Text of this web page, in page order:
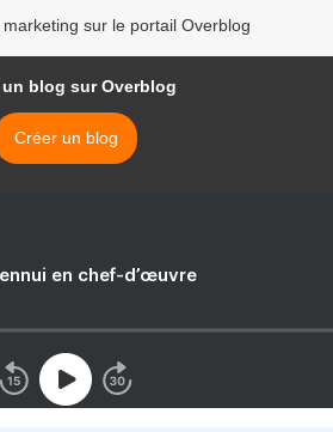
sur le portail Overblog
un blog sur Overblog
Créer un blog
en chef-d’œuvre